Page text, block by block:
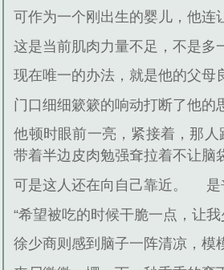
可作为一个刚出生的婴儿，他连
这是当前肌肉力量不足，不是多
现在唯一的办法，就是他的父
门口细细簌簌的响动打断了他的
他顿时眼前一亮，紧接着，那
带着半边皮肉勉强耷拉着不让脑
可是这人还在向自己靠近。
是
“希望被吃的时候干脆一点，让我
徐少商则感到脑子一阵清凉，模